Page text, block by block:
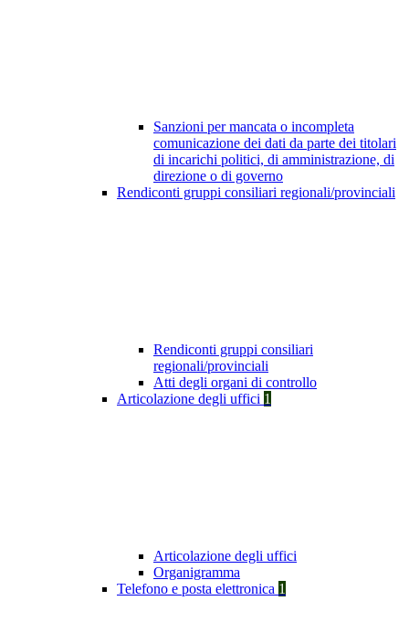
Sanzioni per mancata o incompleta
comunicazione dei dati da parte dei titolari
di incarichi politici, di amministrazione, di
direzione o di governo
Rendiconti gruppi consiliari regionali/provinciali
Rendiconti gruppi consiliari
regionali/provinciali
Atti degli organi di controllo
Articolazione degli uffici 1
Articolazione degli uffici
Organigramma
Telefono e posta elettronica 1